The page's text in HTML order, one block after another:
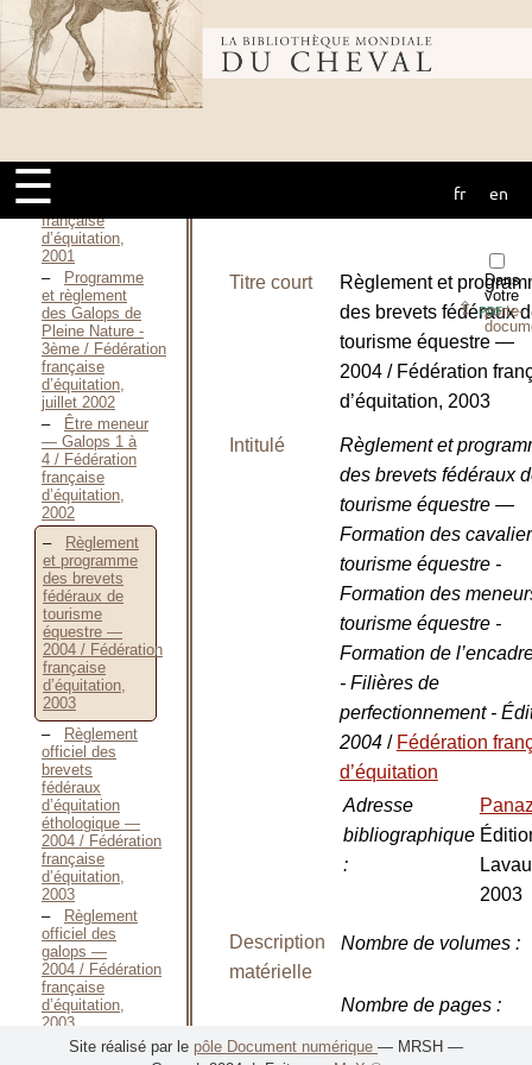
Bibliothèque
mondiale du
cheval
☰ fr en
2000
Règlement
officiel des
galops -
2000/2001 / Fédération
française
Être cavalier
— Galops 8 et
9 / Fédération
française
d’équitation,
2001
Programme
et règlement
des Galops de
Pleine Nature -
3ème / Fédération
française
d’équitation,
juillet 2002
Être meneur
— Galops 1 à
4 / Fédération
française
d’équitation,
2002
Règlement
et programme
des brevets
fédéraux de
tourisme
équestre —
2004 / Fédération
française
d’équitation,
2003
Règlement
officiel des
brevets
fédéraux
d’équitation
éthologique —
2004 / Fédération
française
d’équitation,
2003
Règlement
officiel des
galops —
2004 / Fédération
française
d’équitation,
2003
Règlement
Dans
votre
porte-
⇪PDF
Titre court
Règlement et
des brevets fédéraux
tourisme équestre —
2004 / Fédération
d’équitation, 2003
Intitulé
Règlement et
des brevets fédéraux
tourisme équestre —
Formation des
tourisme équestre -
Formation des
tourisme équestre -
Formation de
- Filières de
perfectionnement -
2004 / Fédération
d’équitation
Adresse
bibliographique
:
2003
Description
matérielle
Nombre de volumes:
Nombre de pages:
Site réalisé par le pôle Document numérique — MRSH —